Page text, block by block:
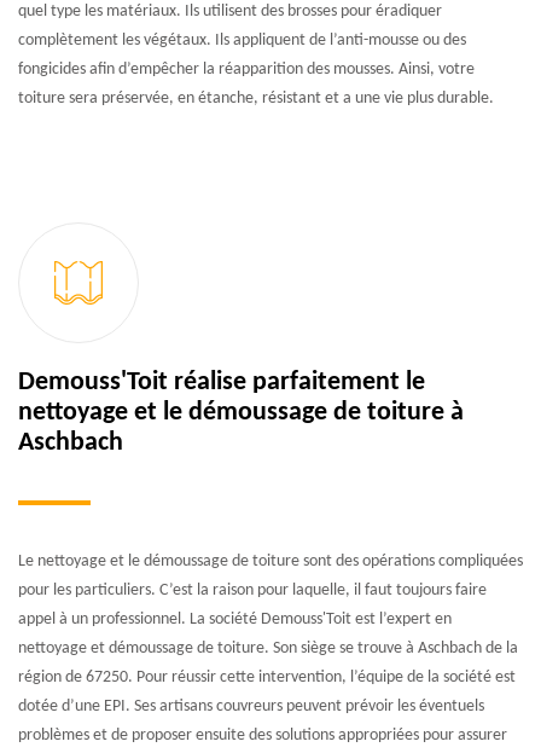
quel type les matériaux. Ils utilisent des brosses pour éradiquer
complètement les végétaux. Ils appliquent de l’anti-mousse ou des
fongicides afin d’empêcher la réapparition des mousses. Ainsi, votre
toiture sera préservée, en étanche, résistant et a une vie plus durable.
Demouss'Toit réalise parfaitement le
nettoyage et le démoussage de toiture à
Aschbach
Le nettoyage et le démoussage de toiture sont des opérations compliquées
pour les particuliers. C’est la raison pour laquelle, il faut toujours faire
appel à un professionnel. La société Demouss'Toit est l’expert en
nettoyage et démoussage de toiture. Son siège se trouve à Aschbach de la
région de 67250. Pour réussir cette intervention, l’équipe de la société est
dotée d’une EPI. Ses artisans couvreurs peuvent prévoir les éventuels
problèmes et de proposer ensuite des solutions appropriées pour assurer